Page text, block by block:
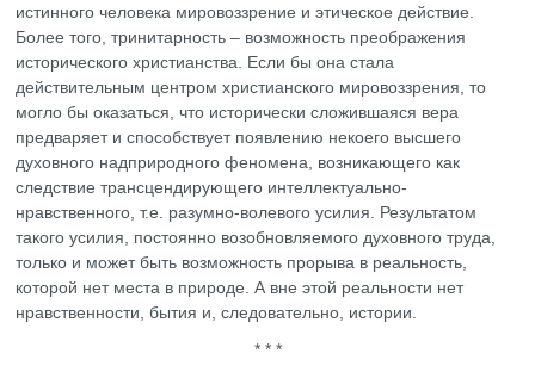
истинного человека мировоззрение и этическое действие.
Более того, тринитарность – возможность преображения
исторического христианства. Если бы она стала
действительным центром христианского мировоззрения, то
могло бы оказаться, что исторически сложившаяся вера
предваряет и способствует появлению некоего высшего
духовного надприродного феномена, возникающего как
следствие трансцендирующего интеллектуально-
нравственного, т.е. разумно-волевого усилия. Результатом
такого усилия, постоянно возобновляемого духовного труда,
только и может быть возможность прорыва в реальность,
которой нет места в природе. А вне этой реальности нет
нравственности, бытия и, следовательно, истории.
* * *